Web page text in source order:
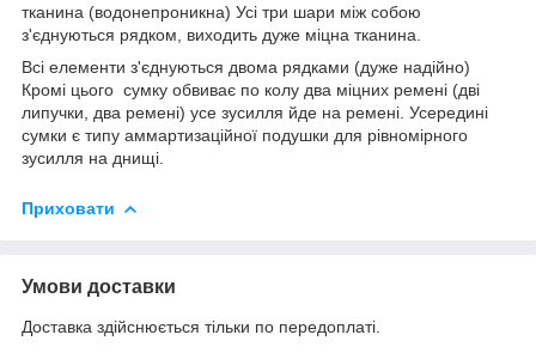
тканина (водонепроникна) Усі три шари між собою
з'єднуються рядком, виходить дуже міцна тканина.
Всі елементи з'єднуються двома рядками (дуже надійно)
Кромі цього сумку обвиває по колу два міцних ремені (дві
липучки, два ремені) усе зусилля йде на ремені. Усередині
сумки є типу аммартизаційної подушки для рівномірного
зусилля на днищі.
Приховати
Умови доставки
Доставка здійснюється тільки по передоплаті.